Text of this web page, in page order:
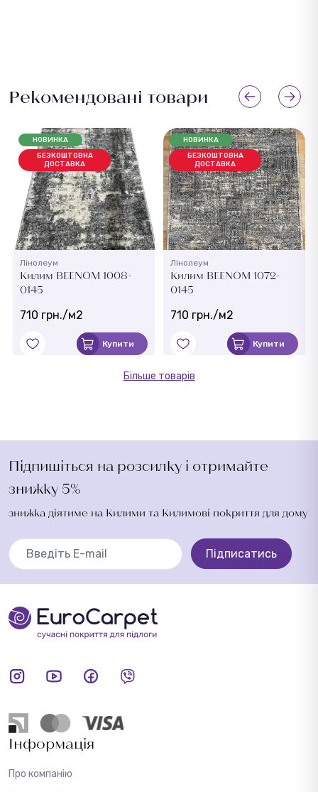
Рекомендовані товари
НОВИНКА
БЕЗКОШТОВНА
ДОСТАВКА
Лінолеум
Килим BEENOM 1008-
0145
710 грн./м2
Купити
НОВИНКА
БЕЗКОШТОВНА
ДОСТАВКА
Лінолеум
Килим BEENOM 1072-
0145
710 грн./м2
Купити
Більше товарів
Підпишіться на розсилку і отримайте
знижку 5%
знижка діятиме на Килими та Килимові покриття для дому
Підписатись
Інформація
Про компанію